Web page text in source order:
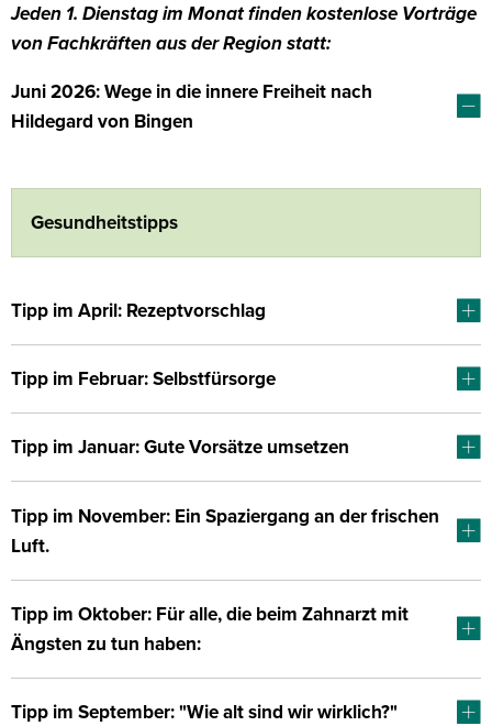
Jeden 1. Dienstag im Monat finden kostenlose Vorträge
von Fachkräften aus der Region statt:
Juni 2026: Wege in die innere Freiheit nach
Hildegard von Bingen
Gesundheitstipps
Tipp im April: Rezeptvorschlag
Tipp im Februar: Selbstfürsorge
Tipp im Januar: Gute Vorsätze umsetzen
Tipp im November: Ein Spaziergang an der frischen
Luft.
Tipp im Oktober: Für alle, die beim Zahnarzt mit
Ängsten zu tun haben:
Tipp im September: "Wie alt sind wir wirklich?"